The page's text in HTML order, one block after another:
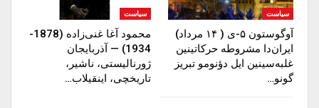
سیاست
آوگوستون ۵-ی ( ۱۴ مرداد)
ایران‌دا مشروطه حرکاتینین
غلبه‌سینین ایل دؤنومو تبریز
گونو…
سیاست
محمود آغا غنی‌زاده (1878-
1934) — آذربایجان
ژورنالیستی، ناشیر،
تاریخچی، اینقیلاب…